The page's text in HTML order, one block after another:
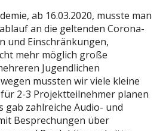
ab 16.03.2020, musste man
an die geltenden Corona-
und Einschränkungen,
mehr möglich große
Jugendlichen
mussten wir viele kleine
2-3 Projektteilnehmer planen
gab zahlreiche Audio- und
Besprechungen über